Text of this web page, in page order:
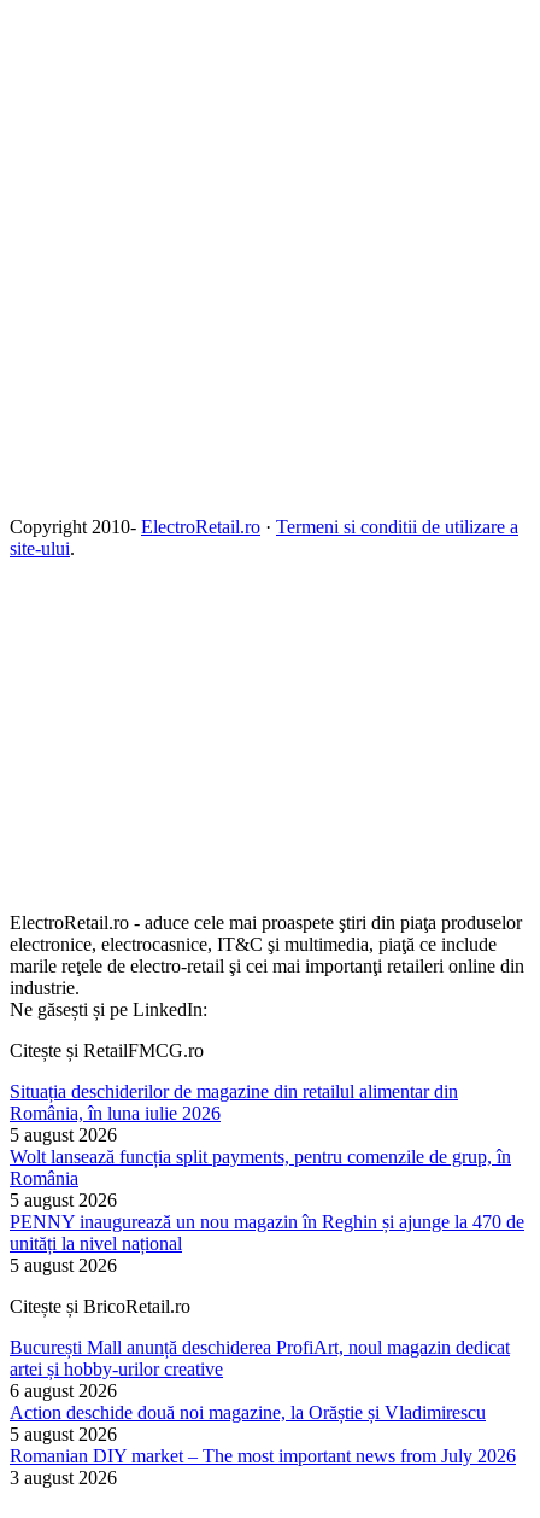
Copyright 2010- ElectroRetail.ro · Termeni si conditii de utilizare a
site-ului.
ElectroRetail.ro - aduce cele mai proaspete ştiri din piaţa produselor
electronice, electrocasnice, IT&C şi multimedia, piaţă ce include
marile reţele de electro-retail şi cei mai importanţi retaileri online din
industrie.
Ne găsești și pe LinkedIn:
Citește și RetailFMCG.ro
Situația deschiderilor de magazine din retailul alimentar din
România, în luna iulie 2026
5 august 2026
Wolt lansează funcția split payments, pentru comenzile de grup, în
România
5 august 2026
PENNY inaugurează un nou magazin în Reghin și ajunge la 470 de
unități la nivel național
5 august 2026
Citește și BricoRetail.ro
București Mall anunță deschiderea ProfiArt, noul magazin dedicat
artei și hobby-urilor creative
6 august 2026
Action deschide două noi magazine, la Orăștie și Vladimirescu
5 august 2026
Romanian DIY market – The most important news from July 2026
3 august 2026